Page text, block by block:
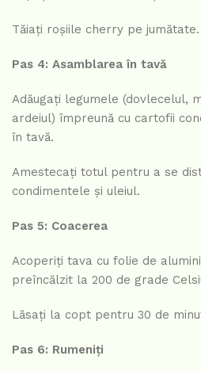
Tăiați roșiile cherry pe jumătate.
Pas 4: Asamblarea în tavă
Adăugați legumele (dovlecelul,
ardeiul) împreună cu cartofii
în tavă.
Amestecați totul pentru a se
condimentele și uleiul.
Pas 5: Coacerea
Acoperiți tava cu folie de
preîncălzit la 200 de grade
Lăsați la copt pentru 30 de
Pas 6: Rumeniți